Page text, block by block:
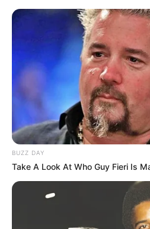
ΤΑΥΤΟΤΗΤΑ ΚΑΙ
BUZZ DAY
Take A Look At Who Guy Fieri Is